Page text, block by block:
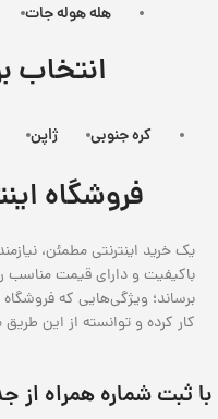
هله هوله جات
انتخاب
کره جنوبی ژاپن
فروشگاه
یک خرید اینترنتی مطمئن،
باکیفیت و دارای قیمت مناسب
برساند؛ ویژگی‌هایی که
کار کرده و توانسته از این
با ثبت شماره همراه